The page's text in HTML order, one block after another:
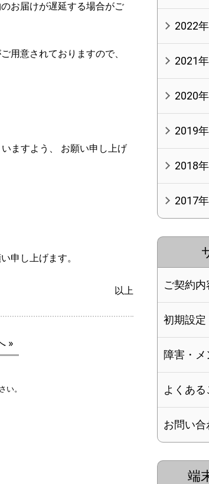
お届けが遅延する場合がご
用意されておりますので、
ますよう、 お願い申し上げ
申し上げます。
以上
»
い。
2022年
2021年
2020年
2019年
2018年
2017年
ご契約
初期設定
障害・
よくある
お問い合
端